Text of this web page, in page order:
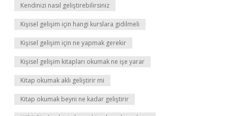
Kendinizi nasıl geliştirebilirsiniz
Kişisel gelişim için hangi kurslara gidilmeli
Kişisel gelişim için ne yapmak gerekir
Kişisel gelişim kitapları okumak ne işe yarar
Kitap okumak aklı geliştirir mi
Kitap okumak beyni ne kadar geliştirir